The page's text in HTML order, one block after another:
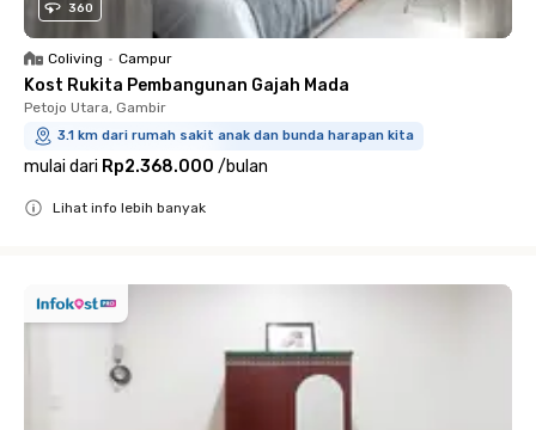
360
Coliving • Campur
Kost Rukita Pembangunan Gajah Mada
Petojo Utara, Gambir
3.1 km dari rumah sakit anak dan bunda harapan kita
mulai dari Rp2.368.000 /bulan
Lihat info lebih banyak